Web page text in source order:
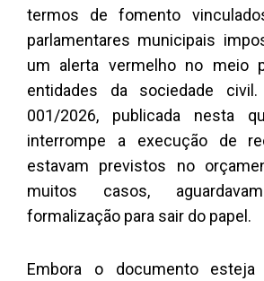
termos de fomento
parlamentares municipais
um alerta vermelho no meio
entidades da sociedade
001/2026, publicada nesta
interrompe a execução de
estavam previstos no
muitos casos,
formalização para sair do papel.
Embora o documento esteja